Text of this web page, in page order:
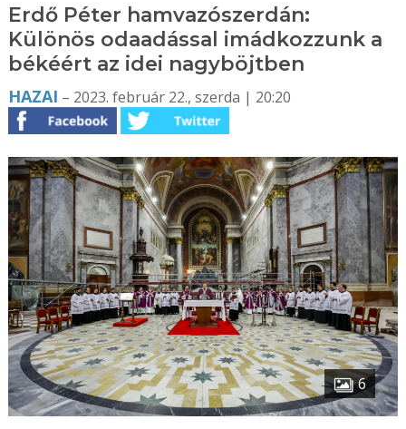
Erdő Péter hamvazószerdán:
Különös odaadással imádkozzunk a
békéért az idei nagyböjtben
HAZAI – 2023. február 22., szerda | 20:20
6